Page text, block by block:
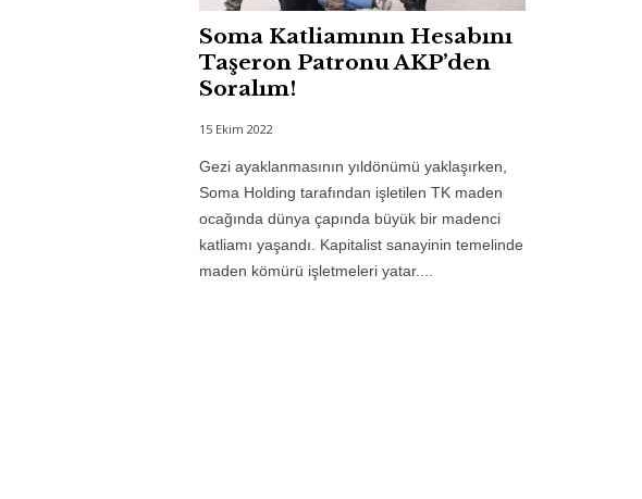
Soma Katliamının Hesabını
Taşeron Patronu AKP’den
Soralım!
15 Ekim 2022
Gezi ayaklanmasının yıldönümü yaklaşırken,
Soma Holding tarafından işletilen TK maden
ocağında dünya çapında büyük bir madenci
katliamı yaşandı. Kapitalist sanayinin temelinde
maden kömürü işletmeleri yatar....